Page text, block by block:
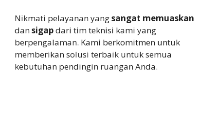
Nikmati pelayanan yangsangat memuaskan
dansigapdari tim teknisi kami yang
berpengalaman. Kami berkomitmen untuk
memberikan solusi terbaik untuk semua
kebutuhan pendingin ruangan Anda.